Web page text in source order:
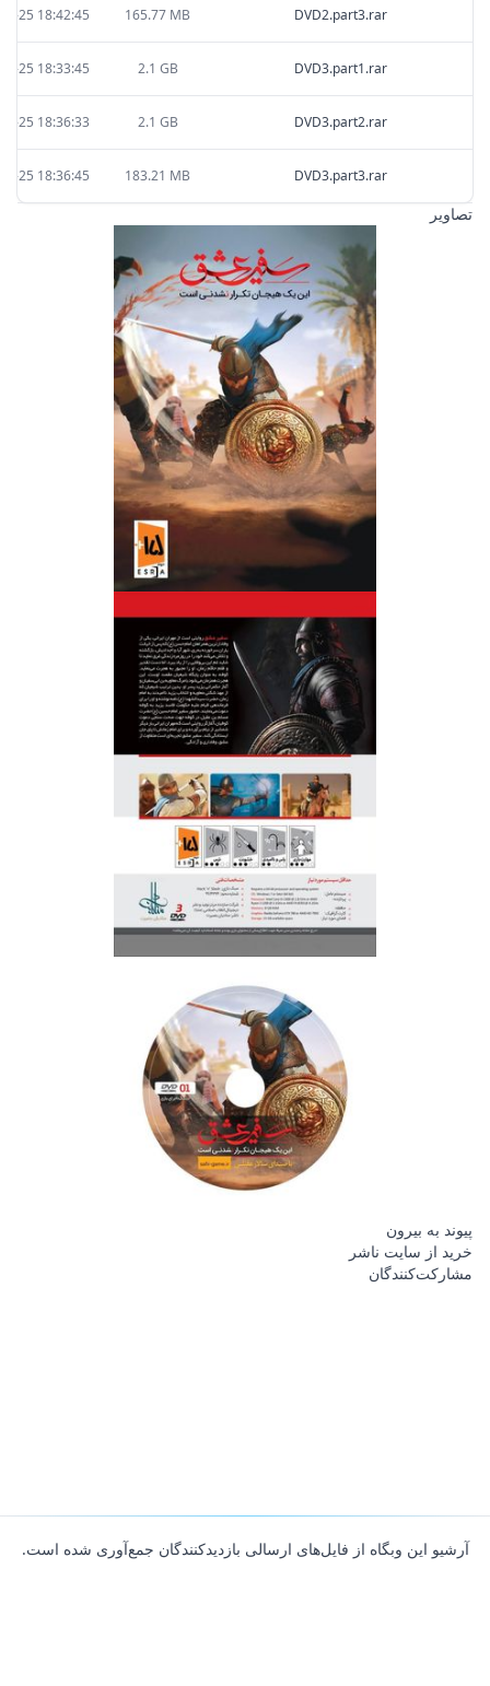
DVD2.part3.rar
165.77 MB
25 18:42:45
DVD3.part1.rar
2.1 GB
25 18:33:45
DVD3.part2.rar
2.1 GB
25 18:36:33
DVD3.part3.rar
183.21 MB
25 18:36:45
تصاویر
پیوند به بیرون
خرید از سایت ناشر
مشارکت‌کنندگان
آرشیو این وبگاه از فایل‌های ارسالی بازدیدکنندگان جمع‌آوری شده است.